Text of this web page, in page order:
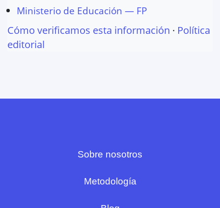
Ministerio de Educación — FP
Cómo verificamos esta información · Política
editorial
Sobre nosotros
Metodología